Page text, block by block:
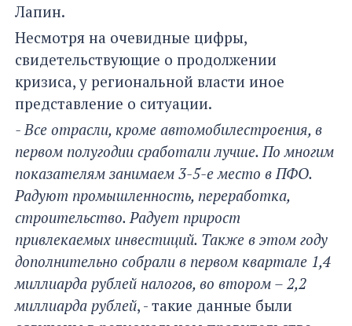
Лапин.
Несмотря на очевидные цифры,
свидетельствующие о продолжении
кризиса, у региональной власти иное
представление о ситуации.
- Все отрасли, кроме автомобилестроения, в
первом полугодии сработали лучше. По многим
показателям занимаем 3-5-е место в ПФО.
Радуют промышленность, переработка,
строительство. Радует прирост
привлекаемых инвестиций. Также в этом году
дополнительно собрали в первом квартале 1,4
миллиарда рублей налогов, во втором – 2,2
миллиарда рублей, - такие данные были